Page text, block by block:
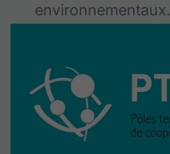
environnementaux.